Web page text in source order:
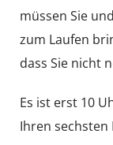
müssen Sie
zum Laufen
dass Sie nicht
Es ist erst 10
Ihren sechsten